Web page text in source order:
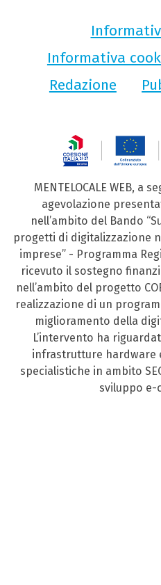
Informativa
Redazione
MENTELOCALE WEB, a
agevolazione
nell’ambito del Bando
progetti di digitalizzazione
imprese” - Programma
ricevuto il sostegno
nell’ambito del progetto
realizzazione di un
miglioramento della
L’intervento ha
infrastrutture hardware
specialistiche in ambito
sviluppo e-